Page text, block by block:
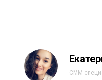
СММ-